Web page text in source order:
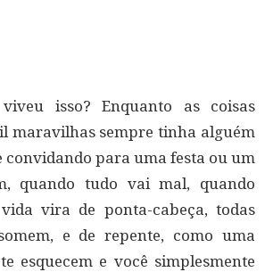
isso? Enquanto as coisas
maravilhas sempre tinha alguém
convidando para uma festa ou um
quando tudo vai mal, quando
vira de ponta-cabeça, todas
e de repente, como uma
esquecem e você simplesmente